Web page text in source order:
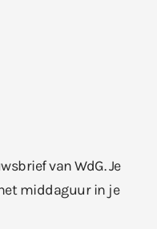
van WdG. Je
middaguur in je